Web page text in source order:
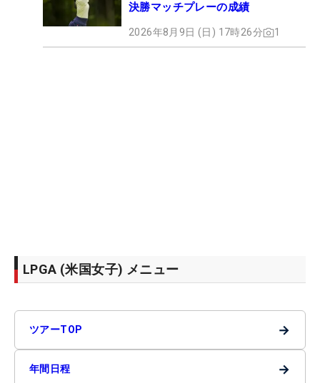
決勝マッチプレーの成績
2026年8月9日 (日) 17時26分 1
LPGA (米国女子) メニュー
ツアーTOP →
年間日程 →